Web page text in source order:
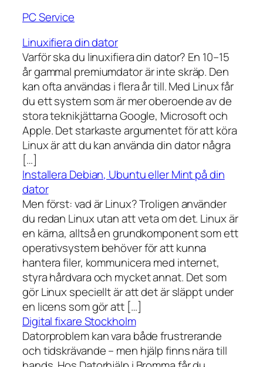
PC Service
Linuxifiera din dator
Varför ska du linuxifiera din dator? En 10–15
år gammal premiumdator är inte skräp. Den
kan ofta användas i flera år till. Med Linux får
du ett system som är mer oberoende av de
stora teknikjättarna Google, Microsoft och
Apple. Det starkaste argumentet för att köra
Linux är att du kan använda din dator några
[…]
Installera Debian, Ubuntu eller Mint på din
dator
Men först: vad är Linux? Troligen använder
du redan Linux utan att veta om det. Linux är
en kärna, alltså en grundkomponent som ett
operativsystem behöver för att kunna
hantera filer, kommunicera med internet,
styra hårdvara och mycket annat. Det som
gör Linux speciellt är att det är släppt under
en licens som gör att […]
Digital fixare Stockholm
Datorproblem kan vara både frustrerande
och tidskrävande – men hjälp finns nära till